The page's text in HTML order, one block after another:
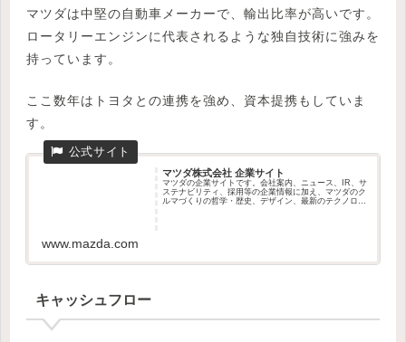
マツダは中堅の自動車メーカーで、輸出比率が高いです。
ロータリーエンジンに代表されるような独自技術に強みを
持っています。
ここ数年はトヨタとの連携を強め、資本提携もしていま
す。
マツダ株式会社 企業サイト
マツダの企業サイトです。会社案内、ニュース、IR、サ
ステナビリティ、採用等の企業情報に加え、マツダのク
ルマづくりの哲学・歴史、デザイン、最新のテクノロジ
www.mazda.com
キャッシュフロー